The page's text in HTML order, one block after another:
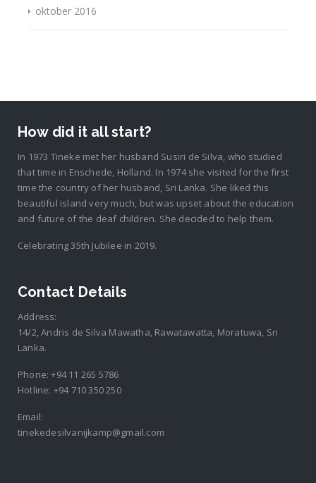
oktober 2016
How did it all start?
In 1973 Tineke met her husband Susiri de Silva, who studied
that time in Enschede, Holland. In 1974 she visited for the first
time the country of her husband, Sri Lanka. She liked this
beautiful island very much, but was upset about the education
and future of the deaf children. She decided to help them.
Celebrating 35th Jubilee in 2019.
Contact Details
Address:
14/2, Andris de Silva Mawatha, Rawatawatta, Moratuwa, Sri
Lanka.
Phone:+94 11 265 5786
Hotline: +94 710 350 250
Email:
tinekedesilvanijkamp@gmail.com